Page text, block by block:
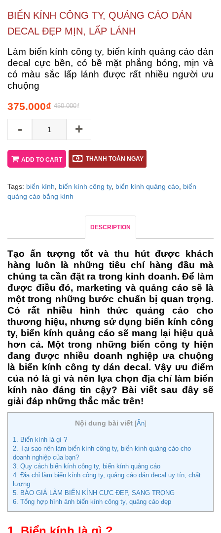
BIỂN KÍNH CÔNG TY, QUẢNG CÁO DÁN
DECAL ĐẸP MỊN, LẤP LÁNH
Làm biển kính công ty, biển kính quảng cáo dán
decal cực bền, có bề mặt phẳng bóng, mịn và
có màu sắc lấp lánh được rất nhiều người ưu
chuộng
₫
450.000
₫
375.000
- +
ADD TO CART THANH TOÁN NGAY
Tags: biển kính biển kính công ty, biển kính quảng cáo biển
quảng cáo bằng kính
DESCRIPTION
Tạo ấn tượng tốt và thu hút được khách
hàng luôn là những tiêu chí hàng đầu mà
chúng ta cần đặt ra trong kinh doanh. Để làm
được điều đó, marketing và quảng cáo sẽ là
một trong những bước chuẩn bị quan trọng.
Có rất nhiều hình thức quảng cáo cho
thương hiệu, nhưng sử dụng biển kính công
ty, biển kính quảng cáo sẽ mang lại hiệu quả
hơn cả. Một trong những biển công ty hiện
đang được nhiều doanh nghiệp ưa chuộng
là biển kính công ty dán decal. Vậy ưu điểm
của nó là gì và nên lựa chọn địa chỉ làm biển
kính nào đáng tin cậy? Bài viết sau đây sẽ
giải đáp những thắc mắc trên!
Nội dung bài viết [Ẩn]
1. Biển kính là gì ?
2. Tại sao nên làm biển kính công ty, biển kính quảng cáo cho
doanh nghiệp của bạn?
3. Quy cách biển kính công ty, biển kính quảng cáo
4. Địa chỉ làm biển kính công ty, quảng cáo dán decal uy tín, chất
lượng
5. BÁO GIÁ LÀM BIỂN KÍNH CỰC ĐẸP, SANG TRỌNG
6. Tổng hợp hình ảnh biển kính công ty, quảng cáo đẹp